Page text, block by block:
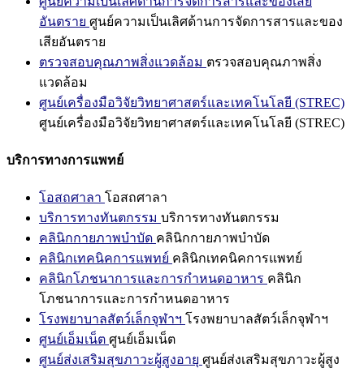
อันตราย ศูนย์ความเป็นเลิศด้านการจัดการสารและของ
เสียอันตราย
ตรวจสอบคุณภาพสิ่งแวดล้อม ตรวจสอบคุณภาพสิ่ง
แวดล้อม
ศูนย์เครื่องมือวิจัยวิทยาศาสตร์และเทคโนโลยี (STREC)
ศูนย์เครื่องมือวิจัยวิทยาศาสตร์และเทคโนโลยี (STREC)
บริการทางการแพทย์
โอสถศาลา โอสถศาลา
บริการทางทันตกรรม บริการทางทันตกรรม
คลินิกกายภาพบำบัด คลินิกกายภาพบำบัด
คลินิกเทคนิคการแพทย์ คลินิกเทคนิคการแพทย์
คลินิกโภชนาการและการกำหนดอาหาร คลินิก
โภชนาการและการกำหนดอาหาร
โรงพยาบาลสัตว์เล็กจุฬาฯ โรงพยาบาลสัตว์เล็กจุฬาฯ
ศูนย์เอ็มเน็ต ศูนย์เอ็มเน็ต
ศูนย์ส่งเสริมสุขภาวะผู้สูงอายุ ศูนย์ส่งเสริมสุขภาวะผู้สูง